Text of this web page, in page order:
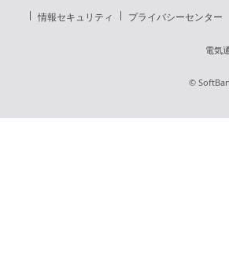
情報セキュリティ プライバシーセンター
電気
©